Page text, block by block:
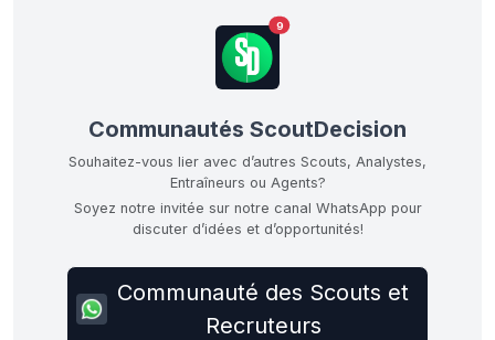
9
Communautés ScoutDecision
Souhaitez-vous lier avec d’autres Scouts, Analystes,
Entraîneurs ou Agents?
Soyez notre invitée sur notre canal WhatsApp pour
discuter d’idées et d’opportunités!
Communauté des Scouts et
Recruteurs